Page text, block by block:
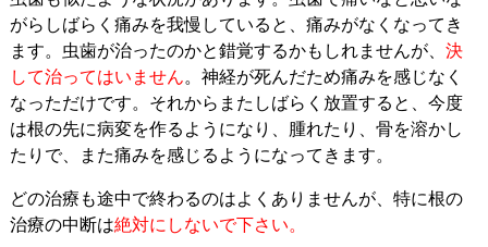
がらしばらく痛みを我慢していると、痛みがなくなってき
ます。虫歯が治ったのかと錯覚するかもしれませんが、 決
して治ってはいません。神経が死んだため痛みを感じなく
なっただけです。それからまたしばらく放置すると、今度
は根の先に病変を作るようになり、腫れたり、骨を溶かし
たりで、また痛みを感じるようになってきます。
どの治療も途中で終わるのはよくありませんが、特に根の
治療の中断は絶対にしないで下さい。